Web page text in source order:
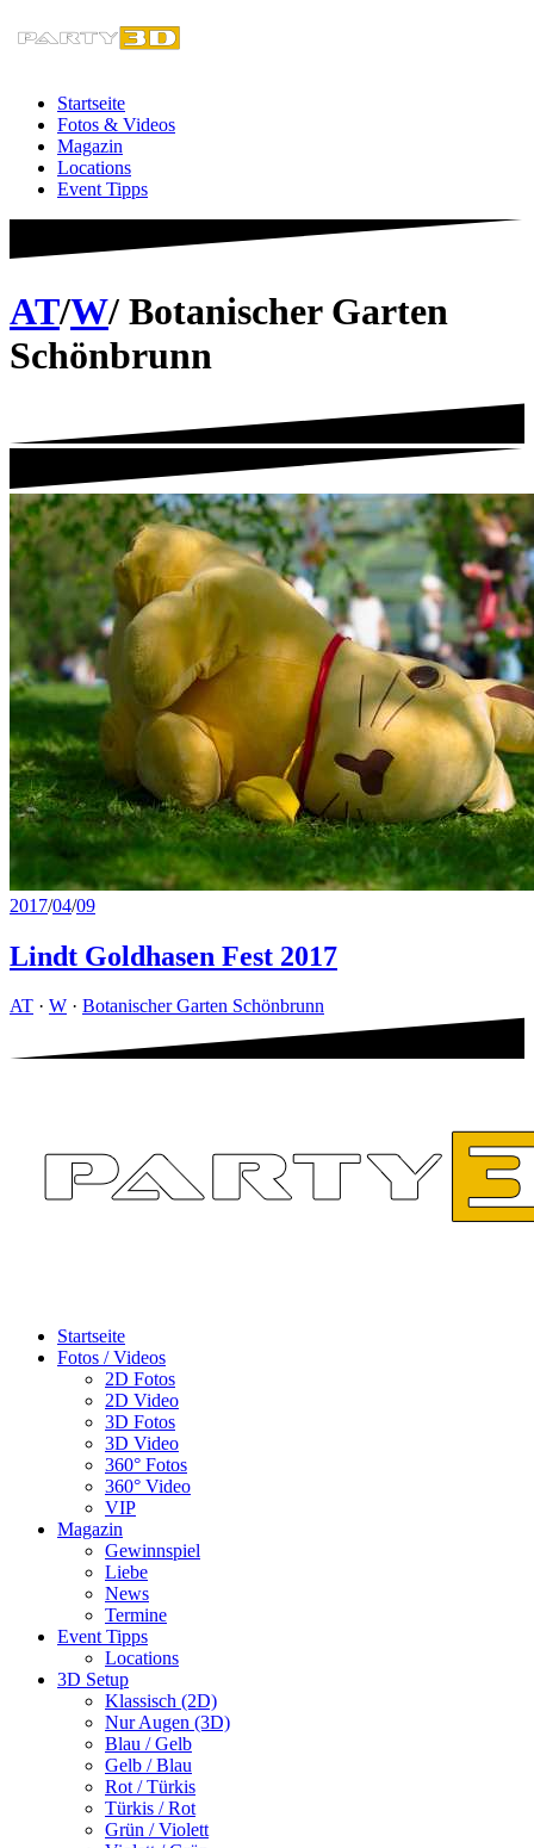
Inhalt
Startseite
Fotos & Videos
Magazin
Locations
Event Tipps
AT/W/ Botanischer Garten
Schönbrunn
2017/04/09
Lindt Goldhasen Fest 2017
AT · W · Botanischer Garten Schönbrunn
Startseite
Fotos / Videos
2D Fotos
2D Video
3D Fotos
3D Video
360° Fotos
360° Video
VIP
Magazin
Gewinnspiel
Liebe
News
Termine
Event Tipps
Locations
3D Setup
Klassisch (2D)
Nur Augen (3D)
Blau / Gelb
Gelb / Blau
Rot / Türkis
Türkis / Rot
Grün / Violett